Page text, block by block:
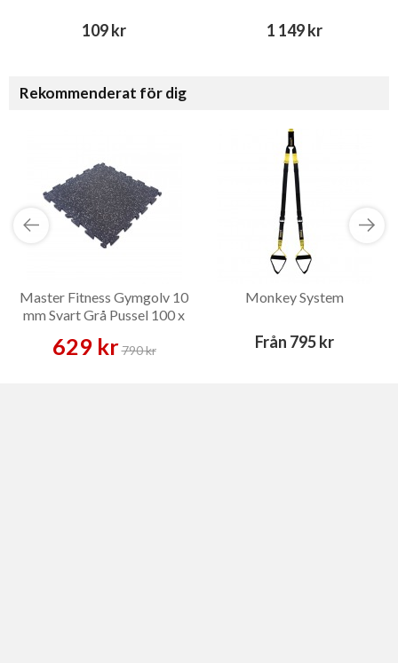
109 kr 1 149 kr
Rekommenderat för dig
Master Fitness Gymgolv 10
mm Svart Grå Pussel 100 x
629 kr790 kr
Monkey System
Från 795 kr